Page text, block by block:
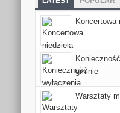
Koncertowa
gminie
Warsztaty